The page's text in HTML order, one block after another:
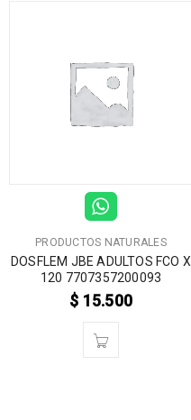
PRODUCTOS NATURALES
DOSFLEM JBE ADULTOS FCO X
120 7707357200093
$ 15.500